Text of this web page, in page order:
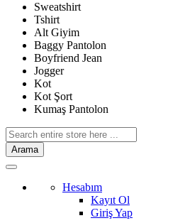
Sweatshirt
Tshirt
Alt Giyim
Baggy Pantolon
Boyfriend Jean
Jogger
Kot
Kot Şort
Kumaş Pantolon
Arama
Hesabım
Kayıt Ol
Giriş Yap